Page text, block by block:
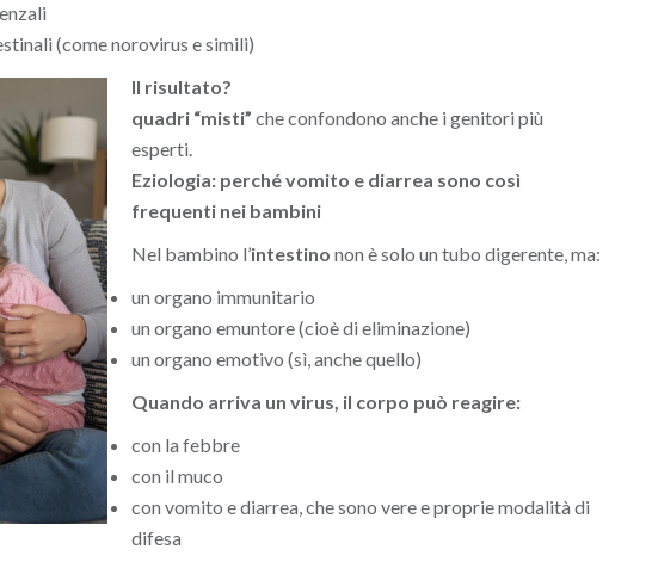
(come norovirus e simili)
Il risultato?
quadri “misti” che confondono anche i genitori più
esperti.
Eziologia: perché vomito e diarrea sono così
frequenti nei bambini
Nel bambino l’intestino non è solo un tubo digerente, ma:
un organo immunitario
un organo emuntore (cioè di eliminazione)
un organo emotivo (sì, anche quello)
Quando arriva un virus, il corpo può reagire:
con la febbre
con il muco
con vomito e diarrea, che sono vere e proprie modalità di
difesa